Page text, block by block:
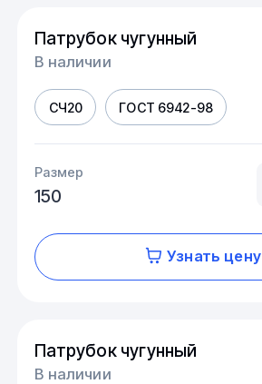
Патрубок чугунный
В наличии
СЧ20 ГОСТ 6942-98
Размер
150
Узнать цену
Патрубок чугунный
В наличии